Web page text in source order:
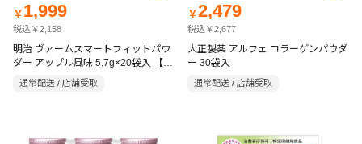
￥ 1,999
税込￥2,158
明治 ヴァームスマートフィットパウ
ダー アップル風味 5.7g×20袋入 【機
能性表示食品】
通常配送 / 店舗受取
￥2,479
税込￥2,677
大正製薬 アルフェ コラーゲンパウダ
ー 30袋入
通常配送 / 店舗受取